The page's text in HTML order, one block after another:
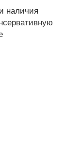
наличия